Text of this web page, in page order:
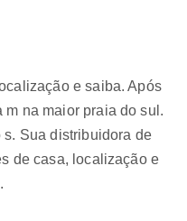
e saiba. Após
m na maior praia do sul.
Sua distribuidora de
de casa, localização e